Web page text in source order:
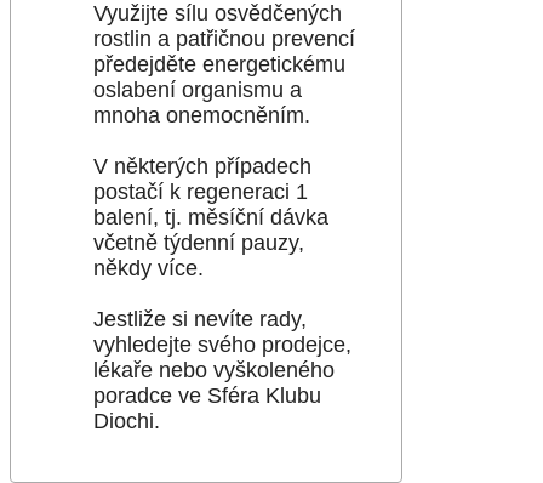
Využijte sílu osvědčených
rostlin a patřičnou prevencí
předejděte energetickému
oslabení organismu a
mnoha onemocněním.
V některých případech
postačí k regeneraci 1
balení, tj. měsíční dávka
včetně týdenní pauzy,
někdy více.
Jestliže si nevíte rady,
vyhledejte svého prodejce,
lékaře nebo vyškoleného
poradce ve Sféra Klubu
Diochi.